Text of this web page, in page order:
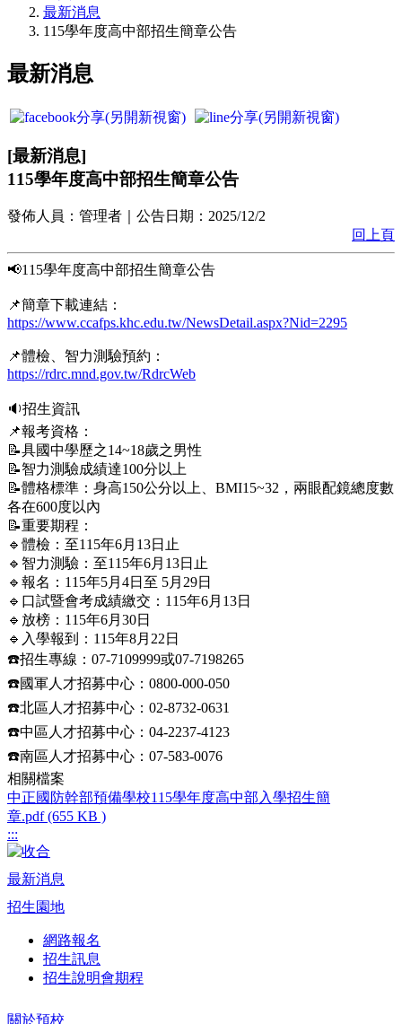
最新消息
115學年度高中部招生簡章公告
最新消息
[最新消息]
115學年度高中部招生簡章公告
發佈人員： 管理者 ｜公告日期： 2025/12/2
回上頁
📢115學年度高中部招生簡章公告
📌簡章下載連結：
https://www.ccafps.khc.edu.tw/NewsDetail.aspx?Nid=2295
📌體檢、智力測驗預約：
https://rdrc.mnd.gov.tw/RdrcWeb
🔉招生資訊
📌報考資格：
📝具國中學歷之14~18歲之男性
📝智力測驗成績達100分以上
📝體格標準：身高150公分以上、BMI15~32，兩眼配鏡總度數
各在600度以內
📝重要期程：
🔹體檢：至115年6月13日止
🔹智力測驗：至115年6月13日止
🔹報名：115年5月4日至 5月29日
🔹口試暨會考成績繳交：115年6月13日
🔹放榜：115年6月30日
🔹入學報到：115年8月22日
☎️招生專線：07-7109999或07-7198265
☎️國軍人才招募中心：0800-000-050
☎️北區人才招募中心：02-8732-0631
☎️中區人才招募中心：04-2237-4123
☎️南區人才招募中心：07-583-0076
相關檔案
中正國防幹部預備學校115學年度高中部入學招生簡
章.pdf (655 KB )
:::
最新消息
招生園地
網路報名
招生訊息
招生說明會期程
關於預校